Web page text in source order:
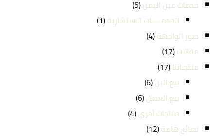
خدمات عين اليمن(5)
الخدمـــــات الاستشارية(1)
صور الواجهة(4)
مقالات(17)
منتجـاتنا (17)
بيع البن(6)
بيع العسل(6)
منتجات أخرى(4)
نصائح هامة(12)